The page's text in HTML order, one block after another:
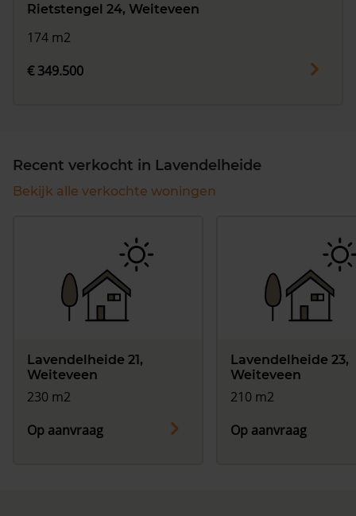
Rietstengel 24, Weiteveen
174 m2
€ 349.500
Recent verkocht in Lavendelheide
Bekijk alle verkochte woningen
Lavendelheide 21,
Weiteveen
230 m2
Op aanvraag
Lavendelheide 23,
Weiteveen
210 m2
Op aanvraag